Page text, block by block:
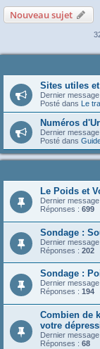
Nouveau sujet
Sites utiles
Dernier
Posté dans Le
Numéros
Dernier
Posté dans
Le Poids et
Dernier
Réponses : 699
Sondage :
Dernier
Réponses : 202
Sondage :
Dernier
Réponses : 194
Combien de
votre
Dernier
Réponses : 68